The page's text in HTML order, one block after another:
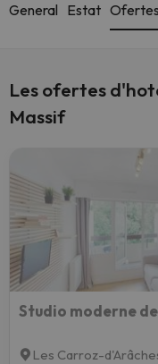
General Estat Ofertes
Les ofertes
Massif
Les Carroz-